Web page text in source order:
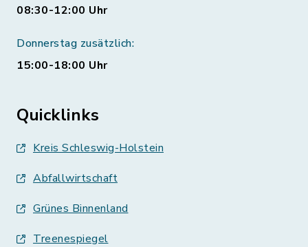
08:30-12:00 Uhr
Donnerstag zusätzlich:
15:00-18:00 Uhr
Quicklinks
Kreis Schleswig-Holstein
Abfallwirtschaft
Grünes Binnenland
Treenespiegel